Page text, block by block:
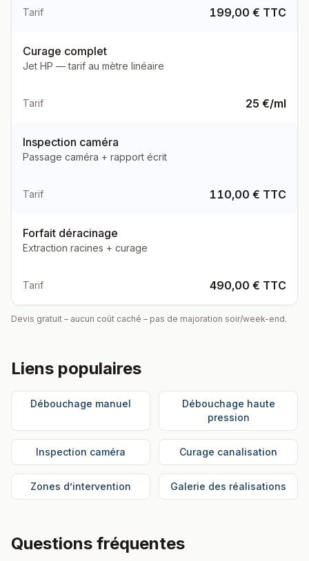
Tarif 199,00 € TTC
Curage complet
Jet HP — tarif au mètre linéaire
Tarif 25 €/ml
Inspection caméra
Passage caméra + rapport écrit
Tarif 110,00 € TTC
Forfait déracinage
Extraction racines + curage
Tarif 490,00 € TTC
Devis gratuit – aucun coût caché – pas de majoration soir/week-end.
Liens populaires
Débouchage manuel
Débouchage haute
pression
Inspection caméra Curage canalisation
Zones d’intervention Galerie des réalisations
Questions fréquentes